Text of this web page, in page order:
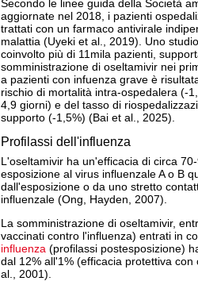
Secondo le linee guida della Società
aggiornate nel 2018, i pazienti
trattati con un farmaco antivirale
malattia (Uyeki et al., 2019). Uno
coinvolto più di 11mila pazienti,
somministrazione di oseltamivir nei
a pazienti con infuenza grave è
rischio di mortalità intra-ospedalera (-
4,9 giorni) e del tasso di
supporto (-1,5%) (Bai et al., 2025).
Profilassi dell'influenza
L'oseltamivir ha un'efficacia di circa
esposizione al virus influenzale A o B
dall'esposizione o da uno stretto
influenzale (Ong, Hayden, 2007).
La somministrazione di oseltamivir,
vaccinati contro l'influenza) entrati in
influenza (profilassi postesposizione)
dal 12% all'1% (efficacia protettiva
al., 2001).